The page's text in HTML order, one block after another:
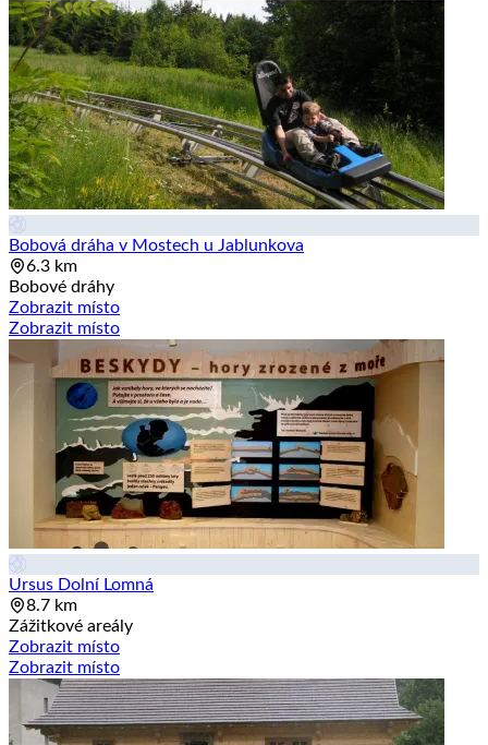
Bobová dráha v Mostech u Jablunkova
6.3 km
Bobové dráhy
Zobrazit místo
Zobrazit místo
Ursus Dolní Lomná
8.7 km
Zážitkové areály
Zobrazit místo
Zobrazit místo